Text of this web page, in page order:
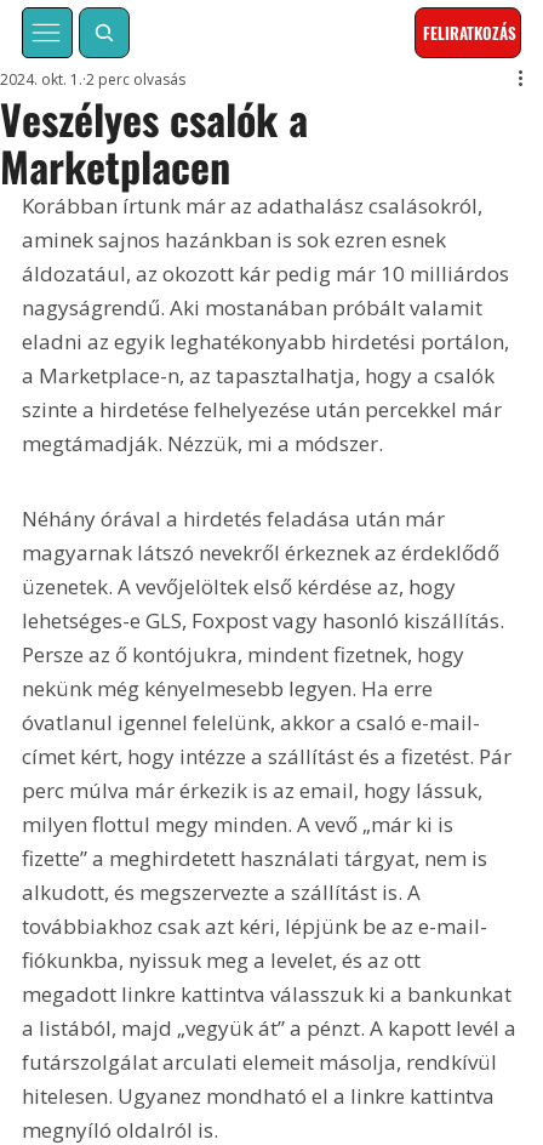
FELIRATKOZÁS
Veszélyes csalók a
Marketplacen
2024. okt. 1. 2 perc olvasás
Korábban írtunk már az adathalász csalásokról,
aminek sajnos hazánkban is sok ezren esnek
áldozatául, az okozott kár pedig már 10 milliárdos
nagyságrendű. Aki mostanában próbált valamit
eladni az egyik leghatékonyabb hirdetési portálon,
a Marketplace-n, az tapasztalhatja, hogy a csalók
szinte a hirdetése felhelyezése után percekkel már
megtámadják. Nézzük, mi a módszer.
Néhány órával a hirdetés feladása után már
magyarnak látszó nevekről érkeznek az érdeklődő
üzenetek. A vevőjelöltek első kérdése az, hogy
lehetséges-e GLS, Foxpost vagy hasonló kiszállítás.
Persze az ő kontójukra, mindent fizetnek, hogy
nekünk még kényelmesebb legyen. Ha erre
óvatlanul igennel felelünk, akkor a csaló e-mail-
címet kért, hogy intézze a szállítást és a fizetést. Pár
perc múlva már érkezik is az email, hogy lássuk,
milyen flottul megy minden. A vevő „már ki is
fizette” a meghirdetett használati tárgyat, nem is
alkudott, és megszervezte a szállítást is. A
továbbiakhoz csak azt kéri, lépjünk be az e-mail-
fiókunkba, nyissuk meg a levelet, és az ott
megadott linkre kattintva válasszuk ki a bankunkat
a listából, majd „vegyük át” a pénzt. A kapott levél a
futárszolgálat arculati elemeit másolja, rendkívül
hitelesen. Ugyanez mondható el a linkre kattintva
megnyíló oldalról is.